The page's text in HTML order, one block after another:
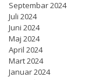
Septembar 2024
Juli 2024
Juni 2024
Maj 2024
April 2024
Mart 2024
Januar 2024